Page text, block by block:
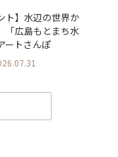
ト】水辺の世界か
「広島もとまち水
ートさんぽ